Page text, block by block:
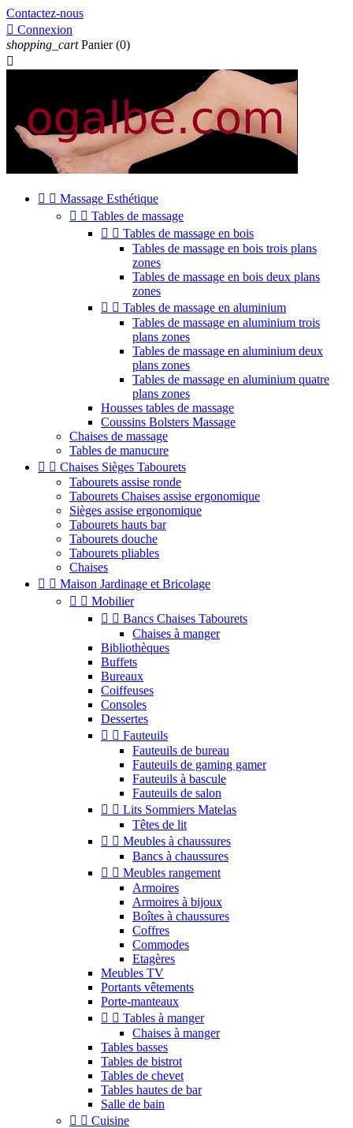
Contactez-nous
 Connexion
shopping_cart Panier (0)

  Massage Esthétique
  Tables de massage
  Tables de massage en bois
Tables de massage en bois trois plans
zones
Tables de massage en bois deux plans
zones
  Tables de massage en aluminium
Tables de massage en aluminium trois
plans zones
Tables de massage en aluminium deux
plans zones
Tables de massage en aluminium quatre
plans zones
Housses tables de massage
Coussins Bolsters Massage
Chaises de massage
Tables de manucure
  Chaises Sièges Tabourets
Tabourets assise ronde
Tabourets Chaises assise ergonomique
Sièges assise ergonomique
Tabourets hauts bar
Tabourets douche
Tabourets pliables
Chaises
  Maison Jardinage et Bricolage
  Mobilier
  Bancs Chaises Tabourets
Chaises à manger
Bibliothèques
Buffets
Bureaux
Coiffeuses
Consoles
Dessertes
  Fauteuils
Fauteuils de bureau
Fauteuils de gaming gamer
Fauteuils à bascule
Fauteuils de salon
  Lits Sommiers Matelas
Têtes de lit
  Meubles à chaussures
Bancs à chaussures
  Meubles rangement
Armoires
Armoires à bijoux
Boîtes à chaussures
Coffres
Commodes
Etagères
Meubles TV
Portants vêtements
Porte-manteaux
  Tables à manger
Chaises à manger
Tables basses
Tables de bistrot
Tables de chevet
Tables hautes de bar
Salle de bain
  Cuisine